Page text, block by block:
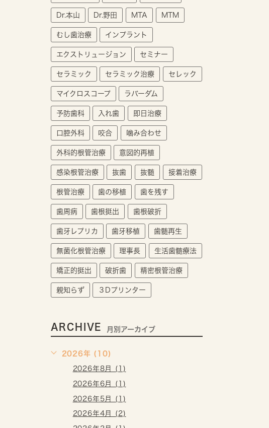
Dr.本山 Dr.野田 MTA MTM
むし歯治療 インプラント
エクストリュージョン セミナー
セラミック セラミック治療 セレック
マイクロスコープ ラバーダム
予防歯科 入れ歯 即日治療
口腔外科 咬合 噛み合わせ
外科的根管治療 意図的再植
感染根管治療 抜歯 抜髄 接着治療
根管治療 歯の移植 歯を残す
歯周病 歯根挺出 歯根破折
歯牙レプリカ 歯牙移植 歯髄再生
無菌化根管治療 理事長 生活歯髄療法
矯正的挺出 破折歯 精密根管治療
親知らず ３Dプリンター
ARCHIVE 月別アーカイブ
2026年 (10)
2026年8月 (1)
2026年6月 (1)
2026年5月 (1)
2026年4月 (2)